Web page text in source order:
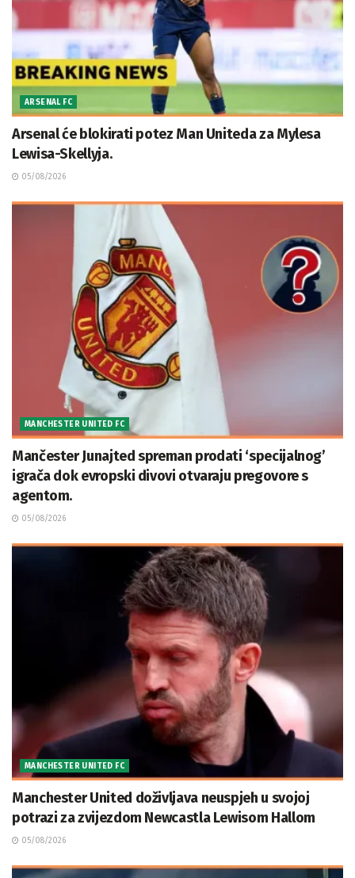
ARSENAL FC
Arsenal će blokirati potez Man Uniteda za Mylesa
Lewisa-Skellyja.
05/08/2026
MANCHESTER UNITED FC
Mančester Junajted spreman prodati ‘specijalnog’
igrača dok evropski divovi otvaraju pregovore s
agentom.
05/08/2026
MANCHESTER UNITED FC
Manchester United doživljava neuspjeh u svojoj
potrazi za zvijezdom Newcastla Lewisom Hallom
05/08/2026